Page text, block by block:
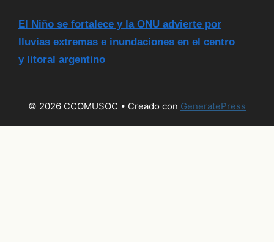
El Niño se fortalece y la ONU advierte por
lluvias extremas e inundaciones en el centro
y litoral argentino
© 2026 CCOMUSOC • Creado con GeneratePress